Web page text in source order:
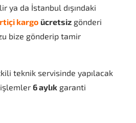
ya da İstanbul dışındaki
kargo ücretsiz gönderi
bize gönderip tamir
teknik servisinde yapılacak
6 aylık garanti